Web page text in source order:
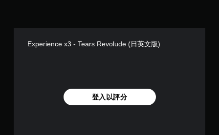
Experience x3 - Tears Revolude (日英文版)
登入以評分